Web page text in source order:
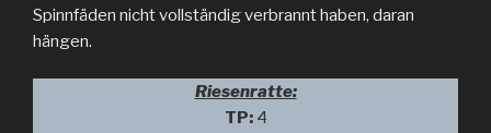
Spinnfäden nicht vollständig verbrannt haben, daran
hängen.
Riesenratte:
TP: 4